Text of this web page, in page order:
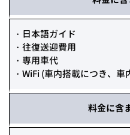
・日本語ガイド
・往復送迎費用
・専用車代
・WiFi (車内搭載につき、
料金に含